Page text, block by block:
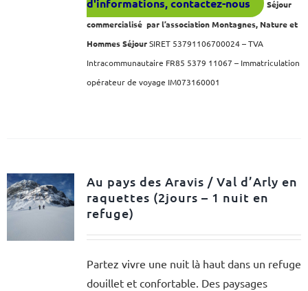
d'informations, contactez-nous
Séjour
commercialisé par l’association Montagnes, Nature et
Hommes SéjourSIRET 53791106700024 – TVA
Intracommunautaire FR85 5379 11067 – Immatriculation
opérateur de voyage IM073160001
Au pays des Aravis / Val d’Arly en
raquettes (2jours – 1 nuit en
refuge)
Partez vivre une nuit là haut dans un refuge
douillet et confortable. Des paysages